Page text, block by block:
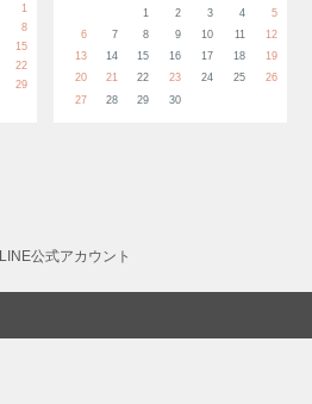
1
8
15
22
29
1
2 3 4
5
6
7 8 9 10 11
12
13
14 15 16 17 18
19
20
21 22 23 24 25
26
27
28 29 30
LINE公式アカウント